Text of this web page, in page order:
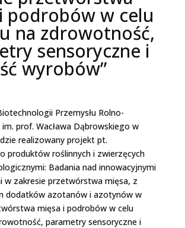
podrobów w celu
na zdrowotność,
sensoryczne i
wyrobów”
Przemysłu Rolno-
prof. Wacława Dąbrowskiego w
realizowany projekt pt.
produktów roślinnych i zwierzęcych
Badania nad innowacyjnymi
w zakresie przetwórstwa mięsa, z
dodatków azotanów i azotynów w
mięsa i podrobów w celu
parametry sensoryczne i